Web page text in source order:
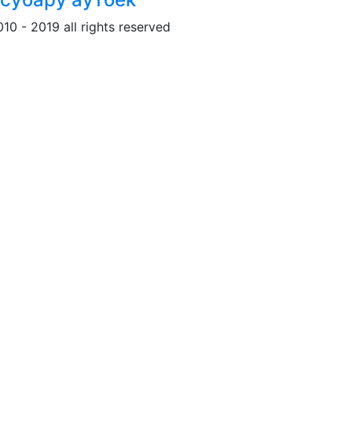
- 2019 all rights reserved